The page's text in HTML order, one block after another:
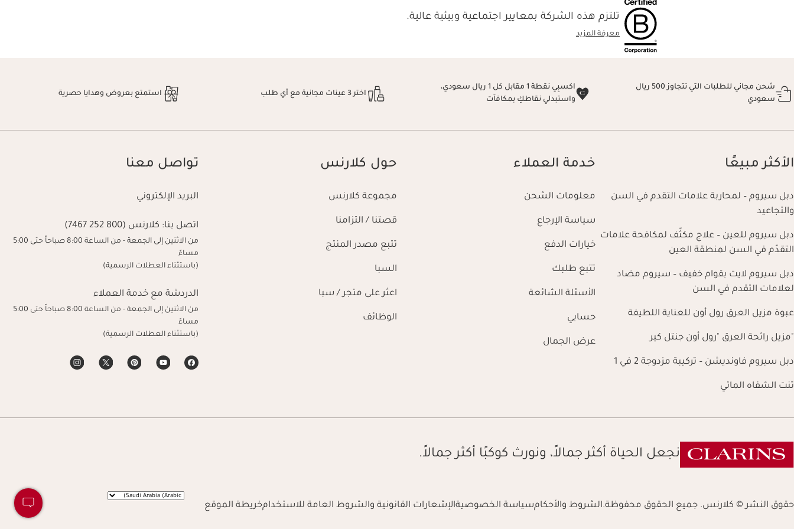
تلتزم هذه الشركة بمعايير اجتماعية وبيئية عالية.
معرفة المزيد
شحن مجاني للطلبات التي تتجاوز 500 ريال
سعودي
اكسبِي نقطة 1 مقابل كل 1 ريال سعودي،
واستبدلي نقاطكِ بمكافآت
اختر 3 عينات مجانية مع أي طلب استمتع بعروض وهدايا حصرية
الأكثر مبيعًا
دبل سيروم – لمحاربة علامات التقدم في السن
والتجاعيد
دبل سيروم للعين – علاج مكثّف لمكافحة علامات
التقدّم في السن لمنطقة العين
دبل سيروم لايت بقوام خفيف – سيروم مضاد
لعلامات التقدم في السن
عبوة مزيل العرق رول أون للعناية اللطيفة
"مزيل رائحة العرق "رول أون جنتل كير
دبل سيروم فاونديشن – تركيبة مزدوجة 2 في 1
تنت الشفاه المائي
خدمة العملاء
معلومات الشحن
سياسة الإرجاع
خيارات الدفع
تتبع طلبك
الأسئلة الشائعة
حسابي
عرض الجمال
حول كلارنس
مجموعة كلارنس
قصتنا / التزامنا
تتبع مصدر المنتج
السبا
اعثر على متجر / سبا
الوظائف
تواصل معنا
البريد الإلكتروني
اتصل بنا: كلارنس (800 252 7467)
من الاثنين إلى الجمعة - من الساعة 8:00 صباحاً حتى 5:00
مساءً
(باستثناء العطلات الرسمية)
الدردشة مع خدمة العملاء
من الاثنين إلى الجمعة - من الساعة 8:00 صباحاً حتى 5:00
مساءً
(باستثناء العطلات الرسمية)
نجعل الحياة أكثر جمالاً، ونورث كوكبًا أكثر جمالاً.
حقوق النشر © كلارنس. جميع الحقوق محفوظة.الشروط والأحكامسياسة الخصوصيةالإشعارات القانونية والشروط العامة للاستخدامخريطة الموقع
Navigates to